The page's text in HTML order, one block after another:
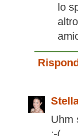
lo
Uhm